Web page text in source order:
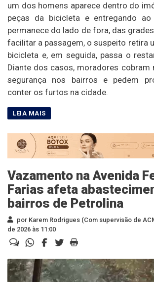
um dos homens aparece dentro do
peças da bicicleta e entregando ao
permanece do lado de fora, das
facilitar a passagem, o suspeito retira
bicicleta e, em seguida, passa o
Diante dos casos, moradores cobram
segurança nos bairros e pedem
conter os furtos na cidade.
Vazamento na Avenida
Farias afeta
bairros de Petrolina
por Karem Rodrigues (Com supervisão de
de 2026 às 11:00